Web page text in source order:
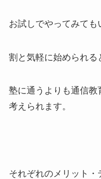
お試しでやってみても
割と気軽に始められる
塾に通うよりも通信教
考えられます。
それぞれのメリット